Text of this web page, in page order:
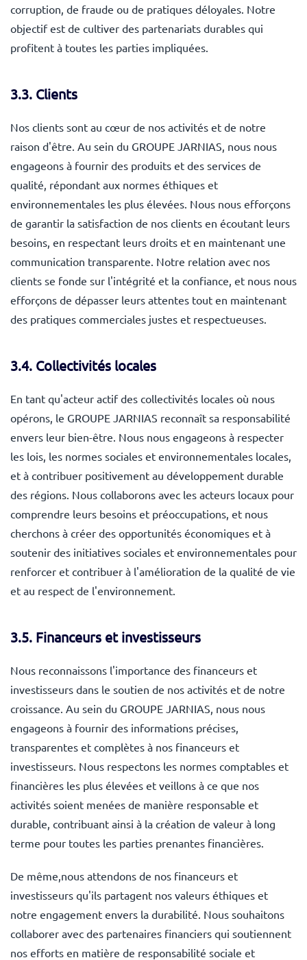
corruption, de fraude ou de pratiques déloyales. Notre
objectif est de cultiver des partenariats durables qui
profitent à toutes les parties impliquées.
3.3. Clients
Nos clients sont au cœur de nos activités et de notre
raison d'être. Au sein du GROUPE JARNIAS, nous nous
engageons à fournir des produits et des services de
qualité, répondant aux normes éthiques et
environnementales les plus élevées. Nous nous efforçons
de garantir la satisfaction de nos clients en écoutant leurs
besoins, en respectant leurs droits et en maintenant une
communication transparente. Notre relation avec nos
clients se fonde sur l'intégrité et la confiance, et nous nous
efforçons de dépasser leurs attentes tout en maintenant
des pratiques commerciales justes et respectueuses.
3.4. Collectivités locales
En tant qu'acteur actif des collectivités locales où nous
opérons, le GROUPE JARNIAS reconnaît sa responsabilité
envers leur bien-être. Nous nous engageons à respecter
les lois, les normes sociales et environnementales locales,
et à contribuer positivement au développement durable
des régions. Nous collaborons avec les acteurs locaux pour
comprendre leurs besoins et préoccupations, et nous
cherchons à créer des opportunités économiques et à
soutenir des initiatives sociales et environnementales pour
renforcer et contribuer à l'amélioration de la qualité de vie
et au respect de l'environnement.
3.5. Financeurs et investisseurs
Nous reconnaissons l'importance des financeurs et
investisseurs dans le soutien de nos activités et de notre
croissance. Au sein du GROUPE JARNIAS, nous nous
engageons à fournir des informations précises,
transparentes et complètes à nos financeurs et
investisseurs. Nous respectons les normes comptables et
financières les plus élevées et veillons à ce que nos
activités soient menées de manière responsable et
durable, contribuant ainsi à la création de valeur à long
terme pour toutes les parties prenantes financières.
De même,nous attendons de nos financeurs et
investisseurs qu'ils partagent nos valeurs éthiques et
notre engagement envers la durabilité. Nous souhaitons
collaborer avec des partenaires financiers qui soutiennent
nos efforts en matière de responsabilité sociale et